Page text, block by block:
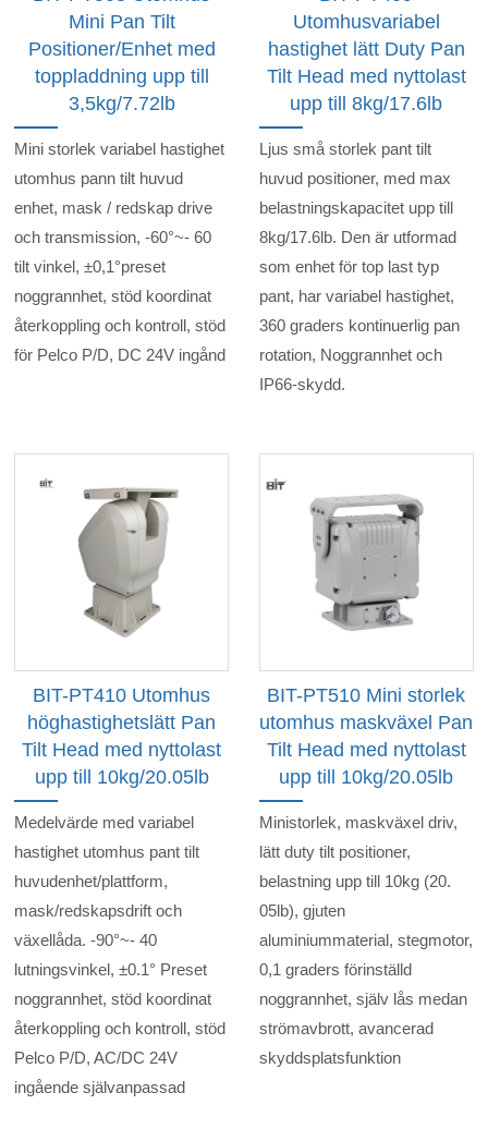
Mini Pan Tilt
Positioner/Enhet med
toppladdning upp till
3,5kg/7.72lb
Mini storlek variabel hastighet
utomhus pann tilt huvud
enhet, mask / redskap drive
och transmission, -60°~- 60
tilt vinkel, ±0,1°preset
noggrannhet, stöd koordinat
återkoppling och kontroll, stöd
för Pelco P/D, DC 24V ingånd
Utomhusvariabel
hastighet lätt Duty Pan
Tilt Head med nyttolast
upp till 8kg/17.6lb
Ljus små storlek pant tilt
huvud positioner, med max
belastningskapacitet upp till
8kg/17.6lb. Den är utformad
som enhet för top last typ
pant, har variabel hastighet,
360 graders kontinuerlig pan
rotation, Noggrannhet och
IP66-skydd.
BIT-PT410 Utomhus
höghastighetslätt Pan
Tilt Head med nyttolast
upp till 10kg/20.05lb
Medelvärde med variabel
hastighet utomhus pant tilt
huvudenhet/plattform,
mask/redskapsdrift och
växellåda. -90°~- 40
lutningsvinkel, ±0.1° Preset
noggrannhet, stöd koordinat
återkoppling och kontroll, stöd
Pelco P/D, AC/DC 24V
ingående självanpassad
BIT-PT510 Mini storlek
utomhus maskväxel Pan
Tilt Head med nyttolast
upp till 10kg/20.05lb
Ministorlek, maskväxel driv,
lätt duty tilt positioner,
belastning upp till 10kg (20.
05lb), gjuten
aluminiummaterial, stegmotor,
0,1 graders förinställd
noggrannhet, själv lås medan
strömavbrott, avancerad
skyddsplatsfunktion